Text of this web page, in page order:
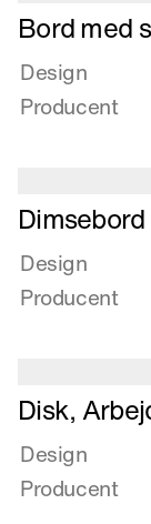
Læs
mere
om
Bord
med
Bord med
Design
Producent
Læs
mere
om
Dimsebord
Dimsebord
Design
Producent
Læs
mere
om
Disk,
Arbejds-
Disk,
Design
Producent